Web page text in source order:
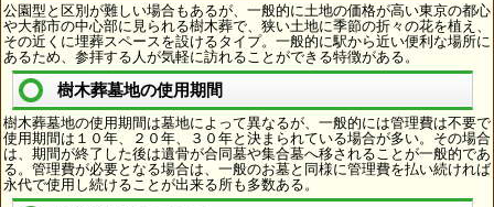
公園型と区別が難しい場合もあるが、一般的に土地の価格が高い東京の都心
や大都市の中心部に見られる樹木葬で、狭い土地に季節の折々の花を植え、
その近くに埋葬スペースを設けるタイプ。一般的に駅から近い便利な場所に
あるため、参拝する人が気軽に訪れることができる特徴がある。
樹木葬墓地の使用期間
樹木葬墓地の使用期間は墓地によって異なるが、一般的には管理費は不要で
使用期間は１０年、２０年、３０年と決まられている場合が多い。その場合
は、期間が終了した後は遺骨が合同墓や集合墓へ移されることが一般的であ
る。管理費が必要となる場合は、一般のお墓と同様に管理費を払い続ければ
永代で使用し続けることが出来る所も多数ある。